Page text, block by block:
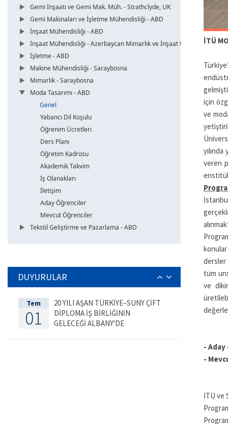
Gemi İnşaatı ve Gemi Mak. Müh. - Strathclyde, UK
Gemi Makinaları ve İşletme Mühendisliği - ABD
İnşaat Mühendisliği - ABD
İnşaat Mühendisliği - Azerbaycan Mimarlık ve İnşaat Üni.
İşletme - ABD
Makine Mühendisliği - Saraybosna
Mimarlık - Saraybosna
Moda Tasarımı - ABD
Genel
Yabancı Dil Koşulu
Öğrenim Ücretleri
Ders Planı
Öğretim Kadrosu
Akademik Takvim
İş Olanakları
İletişim
Aday Öğrenciler
Mevcut Öğrenciler
Tekstil Geliştirme ve Pazarlama - ABD
DUYURULAR
Tem
01
20 YILI AŞAN TÜRKİYE–SUNY ÇİFT
DİPLOMA İŞ BİRLİĞİNİN
GELECEĞİ ALBANY'DE
İTÜ
için
ve
veren
dersler
tüm
ve
- Aday
-
İTÜ ve